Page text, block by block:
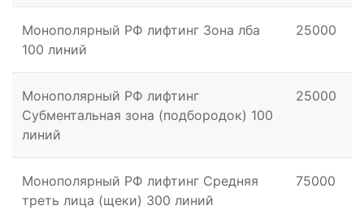
Монополярный РФ лифтинг Зона лба
100 линий
25000
Монополярный РФ лифтинг
Субментальная зона (подбородок) 100
линий
25000
Монополярный РФ лифтинг Средняя
треть лица (щеки) 300 линий
75000
Эстетическая
косметология
Выберите нужную процедуру, удобного
мастера и свободное время.
*Нажимая кнопку “Запись онлайн”, вы будете
перенаправлены на сайт партнёра YCLIENTS для